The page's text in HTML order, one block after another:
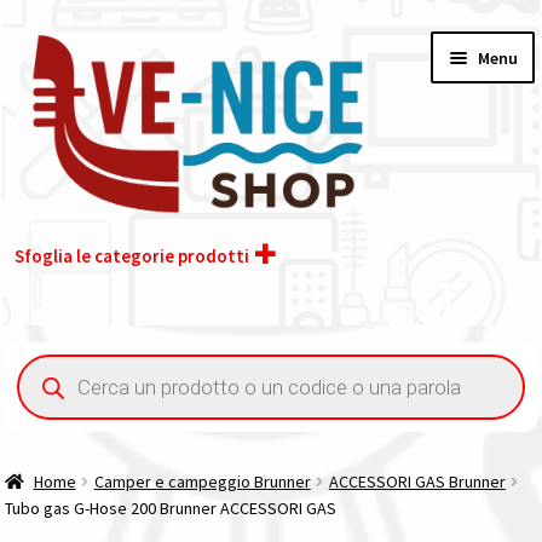
alla
navigazione
contenuto
Menu
Sfoglia le categorie prodotti
Acquisto iva 4% (agevolata)
Contatti
Ricerca
prodotti
Home Camper e campeggio Brunner
ACCESSORI GAS Brunner
Tubo gas G-Hose 200 Brunner ACCESSORI GAS